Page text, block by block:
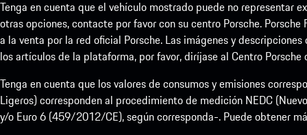
Tenga en cuenta que el vehículo mostrado puede no representar
otras opciones, contacte por favor con su centro Porsche.
a la venta por la red oficial Porsche. Las imágenes y
los artículos de la plataforma, por favor, diríjase al Centro Porsche
Tenga en cuenta que los valores de consumos y emisiones
Ligeros) corresponden al procedimiento de medición NEDC
y/o Euro 6 (459/2012/CE), según corresponda-. Puede obtener